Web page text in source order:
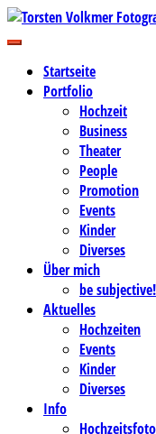
Zum
Inhalt
Torsten
Business-, Portrait- und
Startseite
Portfolio
Hochzeit
Business
Theater
People
Promotion
Events
Kinder
Diverses
Über mich
be subjective!
Aktuelles
Hochzeiten
Events
Kinder
Diverses
Info